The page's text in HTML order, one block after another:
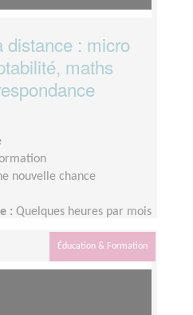
distance : micro
maths
nouvelle chance
: Quelques heures par mois
Éducation & Formation